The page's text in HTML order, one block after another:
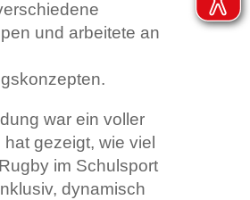
und arbeitete an
war ein voller
gezeigt, wie viel
im Schulsport
dynamisch